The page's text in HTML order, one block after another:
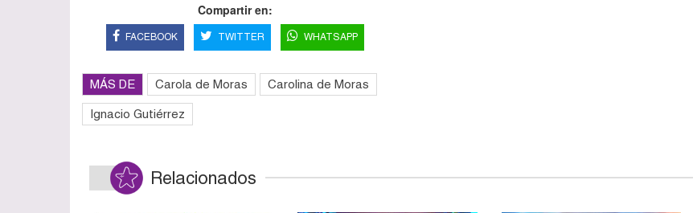
Compartir en:
FACEBOOK TWITTER WHATSAPP
MÁS DE Carola de Moras Carolina de Moras
Ignacio Gutiérrez
Relacionados